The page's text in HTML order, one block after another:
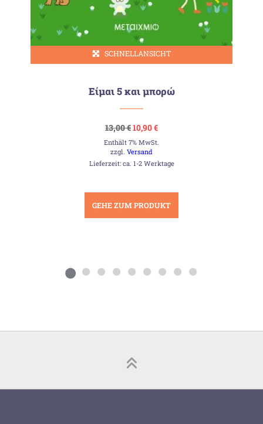
SCHNELLANSICHT
Είμαι 5 και μπορώ
13,00€Ursprünglicher
Preis
war:
13,00 €
10,90€Aktueller
ist:
Enthält 7% MwSt.
zzgl.Versand
Lieferzeit: ca. 1-2 Werktage
GEHE ZUM PRODUKT